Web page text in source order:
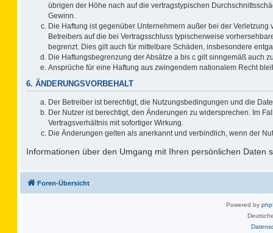
übrigen der Höhe nach auf die vertragstypischen
Gewinn.
Die Haftung ist gegenüber Unternehmern außer bei der
Betreibers auf die bei Vertragsschluss typischerweise
begrenzt. Dies gilt auch für mittelbare Schäden, insbesondere
Die Haftungsbegrenzung der Absätze a bis c gilt sinngemäß auch
Ansprüche für eine Haftung aus zwingendem nationalem Recht
6. ÄNDERUNGSVORBEHALT
Der Betreiber ist berechtigt, die Nutzungsbedingungen und die
Der Nutzer ist berechtigt, den Änderungen zu widersprechen. Im
Vertragsverhältnis mit sofortiger Wirkung.
Die Änderungen gelten als anerkannt und verbindlich, wenn der
Informationen über den Umgang mit Ihren persönlichen Daten
Foren-Übersicht
Powered by